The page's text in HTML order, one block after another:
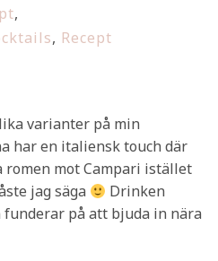
,
, Recept
varianter på min
har en italiensk touch där
mot Campari istället
jag säga
Drinken
funderar på att bjuda in nära